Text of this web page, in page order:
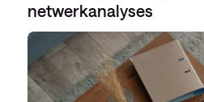
netwerkanalyses